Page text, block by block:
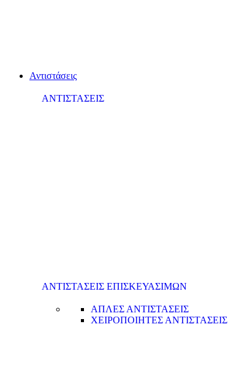
Αντιστάσεις
ΑΝΤΙΣΤΑΣΕΙΣ
ΑΝΤΙΣΤΑΣΕΙΣ ΕΠΙΣΚΕΥΑΣΙΜΩΝ
ΑΠΛΕΣ ΑΝΤΙΣΤΑΣΕΙΣ
ΧΕΙΡΟΠΟΙΗΤΕΣ ΑΝΤΙΣΤΑΣΕΙΣ